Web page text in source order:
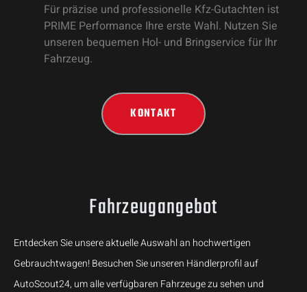
Für präzise und professionelle Kfz-Gutachten ist
PRIME Performance Ihre erste Wahl. Nutzen Sie
unseren bequemen Hol- und Bringservice für Ihr
Fahrzeug.
KONTAKT
Fahrzeugangebot
Entdecken Sie unsere aktuelle Auswahl an hochwertigen
Gebrauchtwagen! Besuchen Sie unseren Händlerprofil auf
AutoScout24, um alle verfügbaren Fahrzeuge zu sehen und